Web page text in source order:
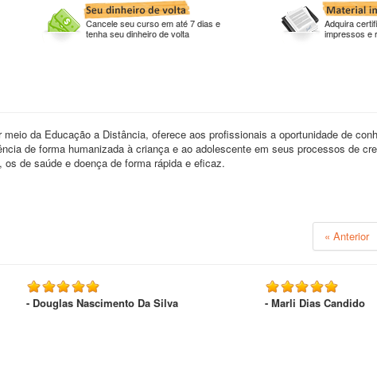
Cancele seu curso em até 7 dias e
tenha seu dinheiro de volta
Adquira
impressos e
da Educação a Distância, oferece aos profissionais a oportunidade de
de forma humanizada à criança e ao adolescente em seus processos de
de saúde e doença de forma rápida e eficaz.
« Anterior
- Douglas Nascimento Da Silva - Marli Dias Candido